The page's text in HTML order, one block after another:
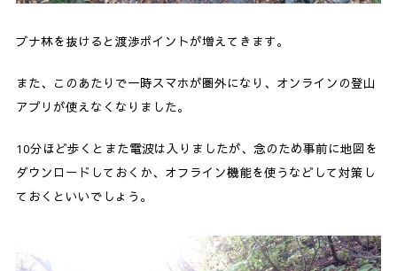
ブナ林を抜けると渡渉ポイントが増えてきます。
また、このあたりで一時スマホが圏外になり、オンラインの登山
アプリが使えなくなりました。
10分ほど歩くとまた電波は入りましたが、念のため事前に地図を
ダウンロードしておくか、オフライン機能を使うなどして対策し
ておくといいでしょう。